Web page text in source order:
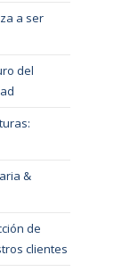
a ser
del
&
de
clientes